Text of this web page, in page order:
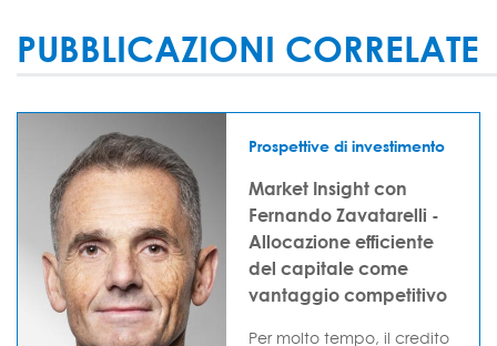
PUBBLICAZIONI CORRELATE
Prospettive di investimento
Market Insight con
Fernando Zavatarelli -
Allocazione efficiente
del capitale come
vantaggio competitivo
Per molto tempo, il credito